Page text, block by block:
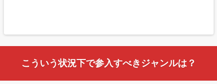
こういう状況下で参入すべきジャンルは？